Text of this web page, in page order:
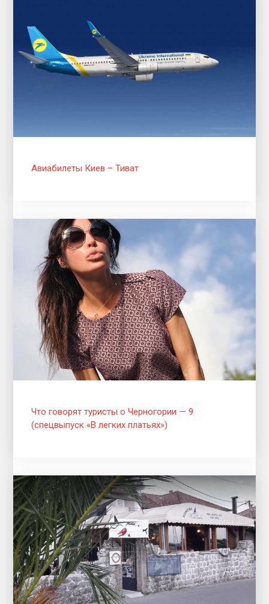
Авиабилеты Киев – Тиват
Что говорят туристы о Черногории — 9
(спецвыпуск «В легких платьях»)